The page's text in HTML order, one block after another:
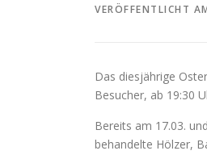
VERÖFFENTLICHT
Das diesjährige
Besucher, ab 19:30
Bereits am 17.03.
behandelte Hölzer,